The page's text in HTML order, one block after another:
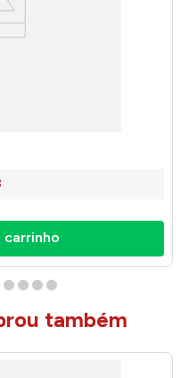
Ref.442 Arthi
carrinho
também